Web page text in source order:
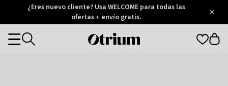
Otrium
Trustpilot
¿Eres nuevo cliente? Usa WELCOME para todas las
ofertas + envío gratis.
Otrium
Categories